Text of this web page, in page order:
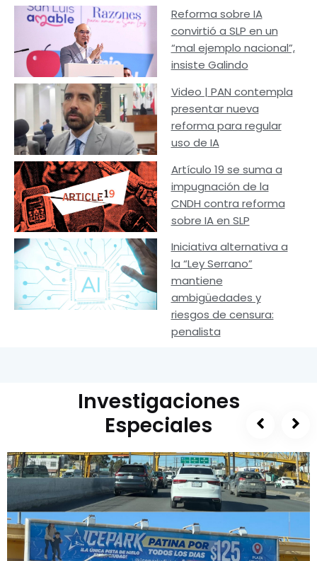
Reforma sobre IA
convirtió a SLP en un
“mal ejemplo nacional”,
insiste Galindo
Video | PAN contempla
presentar nueva
reforma para regular
uso de IA
Artículo 19 se suma a
impugnación de la
CNDH contra reforma
sobre IA en SLP
Iniciativa alternativa a
la “Ley Serrano”
mantiene
ambigüedades y
riesgos de censura:
penalista
Investigaciones
Especiales